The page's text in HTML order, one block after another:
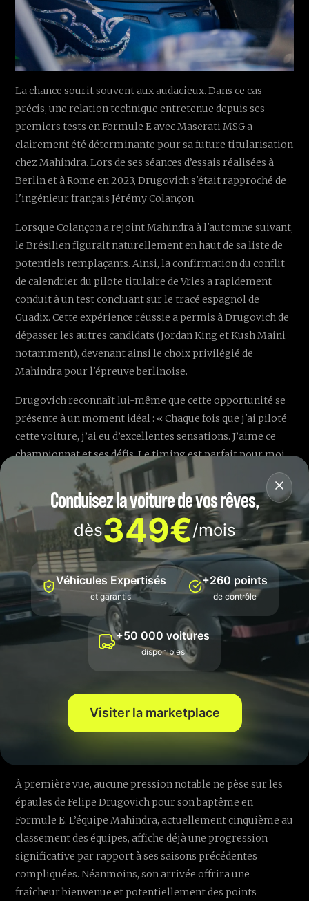
La chance sourit souvent aux audacieux. Dans ce cas
précis, une relation technique entretenue depuis ses
premiers tests en Formule E avec Maserati MSG a
clairement été déterminante pour sa future titularisation
chez Mahindra. Lors de ses séances d’essais réalisées à
Berlin et à Rome en 2023, Drugovich s'était rapproché de
l'ingénieur français Jérémy Colançon.
Lorsque Colançon a rejoint Mahindra à l'automne suivant,
le Brésilien figurait naturellement en haut de sa liste de
potentiels remplaçants. Ainsi, la confirmation du conflit
de calendrier du pilote titulaire de Vries a rapidement
conduit à un test concluant sur le tracé espagnol de
Guadix. Cette expérience réussie a permis à Drugovich de
dépasser les autres candidats (Jordan King et Kush Maini
notamment), devenant ainsi le choix privilégié de
Mahindra pour l'épreuve berlinoise.
Drugovich reconnaît lui-même que cette opportunité se
présente à un moment idéal : « Chaque fois que j'ai piloté
cette voiture, j’ai eu d’excellentes sensations. J’aime ce
championnat et ses défis. Le timing est parfait pour moi
aujourd’hui », a récemment déclaré le jeune pilote
brésilien.
⚔️ Quels objectifs réalistes
pour Drugovich à Berlin ?
À première vue, aucune pression notable ne pèse sur les
épaules de Felipe Drugovich pour son baptême en
Formule E. L’équipe Mahindra, actuellement cinquième au
classement des équipes, affiche déjà une progression
significative par rapport à ses saisons précédentes
compliquées. Néanmoins, son arrivée offrira une
fraîcheur bienvenue et potentiellement des points
Conduisez la voiture de vos rêves,
dès349€/mois
Véhicules Expertisés
et garantis
+260 points
de contrôle
+50 000 voitures
disponibles
Visiter la marketplace